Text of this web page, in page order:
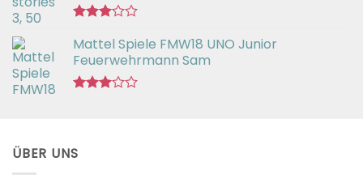
mit
3.00
von 5
Mattel Spiele FMW18 UNO Junior
Feuerwehrmann Sam
ÜBER UNS